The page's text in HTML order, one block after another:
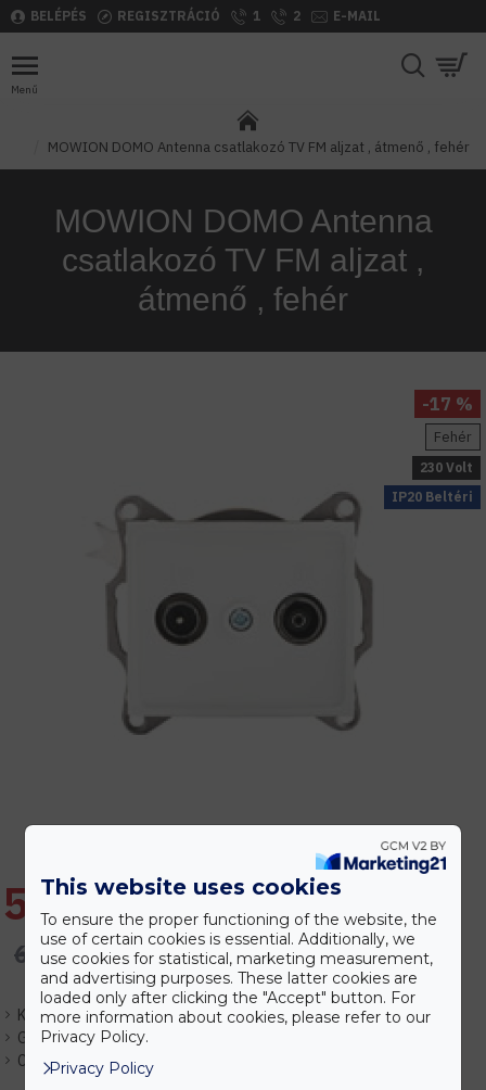
BELÉPÉS REGISZTRÁCIÓ 1 2 E-MAIL
MOWION DOMO Antenna csatlakozó TV FM aljzat , átmenő , fehér
MOWION DOMO Antenna
csatlakozó TV FM aljzat ,
átmenő , fehér
IP20 Beltéri
Fehér
230 Volt
-17 %
Készlet: Várhatóan 1-3 nap
Gyártó:Kanlux
Cikkszám: EHKX24745
5.137 Ft
6.165 Ft
This website uses cookies
To ensure the proper functioning of the website, the
use of certain cookies is essential. Additionally, we
use cookies for statistical, marketing measurement,
and advertising purposes. These latter cookies are
loaded only after clicking the "Accept" button. For
more information about cookies, please refer to our
Privacy Policy.
Privacy Policy